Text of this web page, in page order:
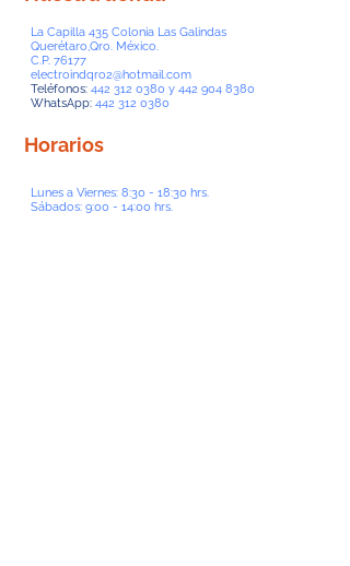
La Capilla 435 Colonia Las Galindas
Querétaro,Qro. México.
C.P. 76177
electroindqro2@hotmail.com
Teléfonos: 442 312 0380 y 442 904 8380
WhatsApp: 442 312 0380
Horarios
Lunes a Viernes: 8:30 - 18:30 hrs.
Sábados: 9:00 - 14:00 hrs.